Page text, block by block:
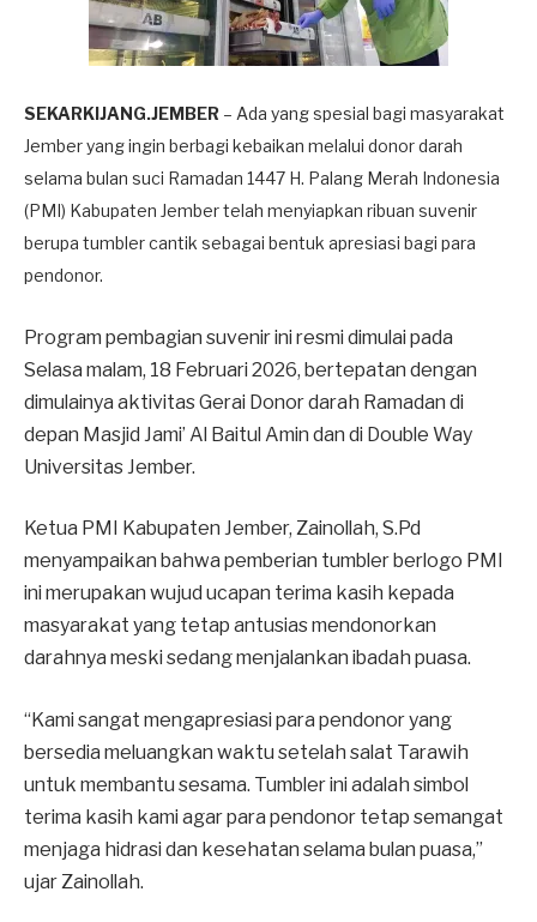
SEKARKIJANG.JEMBER – Ada yang spesial bagi masyarakat
Jember yang ingin berbagi kebaikan melalui donor darah
selama bulan suci Ramadan 1447 H. Palang Merah Indonesia
(PMI) Kabupaten Jember telah menyiapkan ribuan suvenir
berupa tumbler cantik sebagai bentuk apresiasi bagi para
pendonor.
Program pembagian suvenir ini resmi dimulai pada
Selasa malam, 18 Februari 2026, bertepatan dengan
dimulainya aktivitas Gerai Donor darah Ramadan di
depan Masjid Jami’ Al Baitul Amin dan di Double Way
Universitas Jember.
Ketua PMI Kabupaten Jember, Zainollah, S.Pd
menyampaikan bahwa pemberian tumbler berlogo PMI
ini merupakan wujud ucapan terima kasih kepada
masyarakat yang tetap antusias mendonorkan
darahnya meski sedang menjalankan ibadah puasa.
“Kami sangat mengapresiasi para pendonor yang
bersedia meluangkan waktu setelah salat Tarawih
untuk membantu sesama. Tumbler ini adalah simbol
terima kasih kami agar para pendonor tetap semangat
menjaga hidrasi dan kesehatan selama bulan puasa,”
ujar Zainollah.